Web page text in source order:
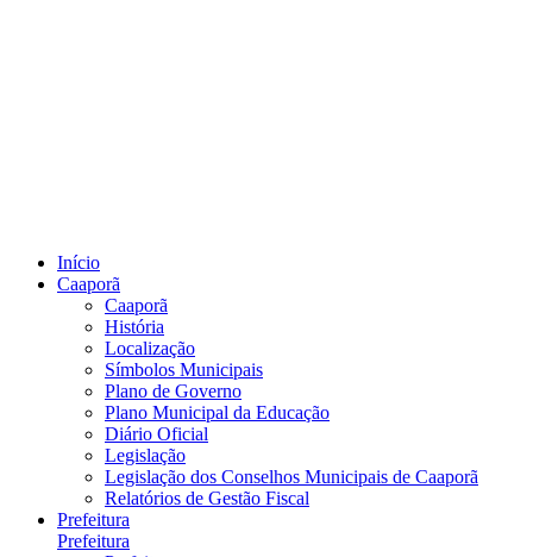
Início
Caaporã
Caaporã
História
Localização
Símbolos Municipais
Plano de Governo
Plano Municipal da Educação
Diário Oficial
Legislação
Legislação dos Conselhos Municipais de Caaporã
Relatórios de Gestão Fiscal
Prefeitura
Prefeitura